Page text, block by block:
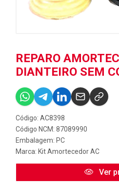
REPARO
DIANTEIRO SEM
Código: AC8398
Código NCM: 87089990
Embalagem: PC
Marca: Kit Amortecedor AC
Ver